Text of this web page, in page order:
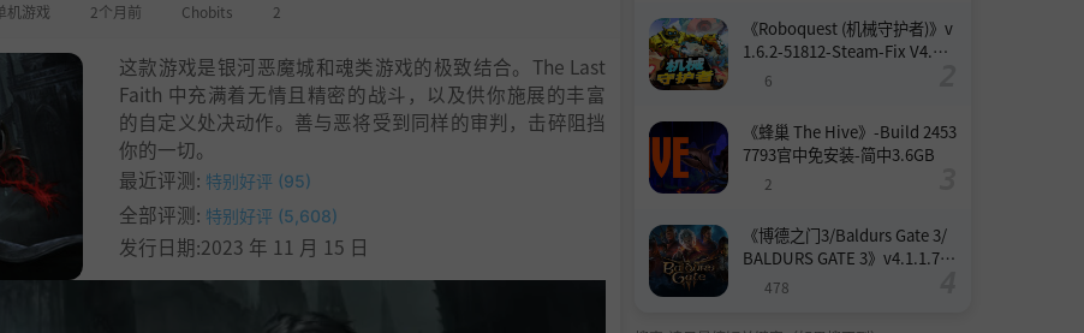
机游戏 2个月前 Chobits 2
这款游戏是银河恶魔城和魂类游戏的极致结合。The Last
Faith 中充满着无情且精密的战斗，以及供你施展的丰富
的自定义处决动作。善与恶将受到同样的审判，击碎阻挡
你的一切。
最近评测: 特别好评 (95)
全部评测: 特别好评 (5,608)
发行日期:2023 年 11 月 15 日
《Roboquest (机械守护者)》v
1.6.2-51812-Steam-Fix V4.联
机版官中简体
6
《蜂巢 The Hive》-Build 2453
7793官中免安装-简中3.6GB
2
《博德之门3/Baldurs Gate 3/
BALDURS GATE 3》v4.1.1.739
8727-Build 24532579官中免安
478